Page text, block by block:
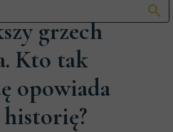
search
grzech
Kto tak
opowiada